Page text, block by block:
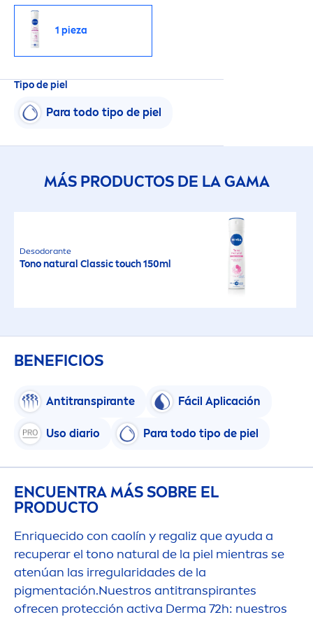
1 pieza
Tipo de piel
Para todo tipo de piel
MÁS PRODUCTOS DE LA GAMA
Desodorante
Tononatural Classic touch 150ml
BENEFICIOS
Antitranspirante Fácil Aplicación
Uso diario Para todo tipo de piel
ENCUENTRA MÁS SOBRE EL
PRODUCTO
Enriquecido con caolín y regaliz que ayuda a
recuperar el tono natural de la piel mientras se
atenúan las irregularidades de la
pigmentación.Nuestros antitranspirantes
ofrecen protección activa Derma 72h: nuestros